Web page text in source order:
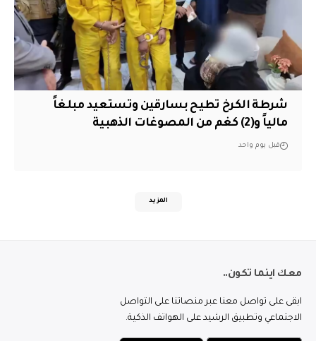
شرطة الكرخ تطيح بسارقين وتستعيد مبلغاً
مالياً و(2) كغم من المصوغات الذهبية
قبل يوم واحد
المزيد
معك اينما تكون..
ابقى على تواصل معنا عبر منصاتنا على التواصل
الاجتماعي وتطبيق الرشيد على الهواتف الذكية.